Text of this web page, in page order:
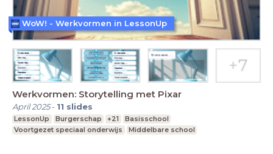
Werkvormen: Storytelling met Pixar
April 2025- 11 slides
LessonUp Burgerschap +21
Basisschool
Voortgezet speciaal onderwijs
Middelbare school
WoW! - Werkvormen in LessonUp